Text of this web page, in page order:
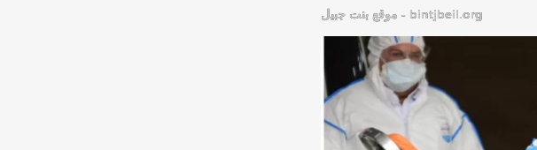
bintjbeil.org - موقع بنت جبيل